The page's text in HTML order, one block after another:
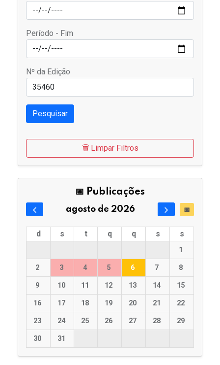
Período - Fim
Nº da Edição
Pesquisar
🗑️ Limpar Filtros
📅 Publicações
agosto de 2026 📅
d s t q q s s
1
2 3 4 5 6 7 8
9 10 11 12 13 14 15
16 17 18 19 20 21 22
23 24 25 26 27 28 29
30 31